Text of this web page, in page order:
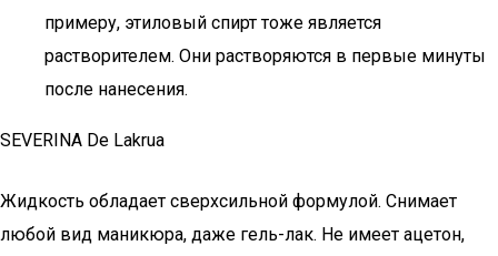
примеру, этиловый спирт тоже является
растворителем. Они растворяются в первые минуты
после нанесения.
SEVERINA De Lakrua
Жидкость обладает сверхсильной формулой. Снимает
любой вид маникюра, даже гель-лак. Не имеет ацетон,